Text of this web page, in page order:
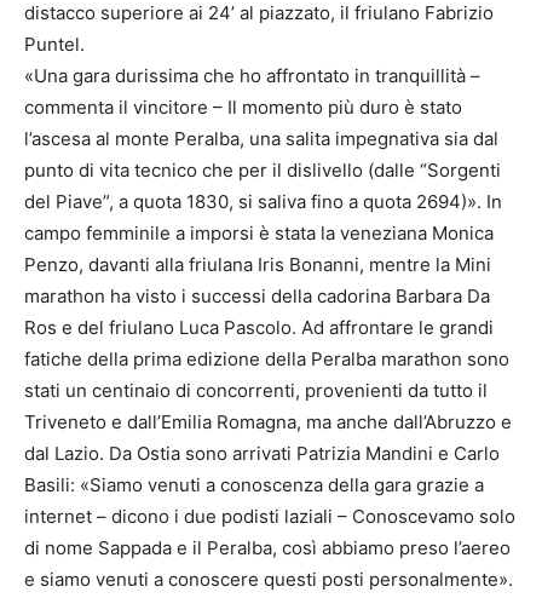
distacco superiore ai 24’ al piazzato, il friulano Fabrizio
Puntel.
«Una gara durissima che ho affrontato in tranquillità –
commenta il vincitore – Il momento più duro è stato
l’ascesa al monte Peralba, una salita impegnativa sia dal
punto di vita tecnico che per il dislivello (dalle “Sorgenti
del Piave”, a quota 1830, si saliva fino a quota 2694)». In
campo femminile a imporsi è stata la veneziana Monica
Penzo, davanti alla friulana Iris Bonanni, mentre la Mini
marathon ha visto i successi della cadorina Barbara Da
Ros e del friulano Luca Pascolo. Ad affrontare le grandi
fatiche della prima edizione della Peralba marathon sono
stati un centinaio di concorrenti, provenienti da tutto il
Triveneto e dall’Emilia Romagna, ma anche dall’Abruzzo e
dal Lazio. Da Ostia sono arrivati Patrizia Mandini e Carlo
Basili: «Siamo venuti a conoscenza della gara grazie a
internet – dicono i due podisti laziali – Conoscevamo solo
di nome Sappada e il Peralba, così abbiamo preso l’aereo
e siamo venuti a conoscere questi posti personalmente».